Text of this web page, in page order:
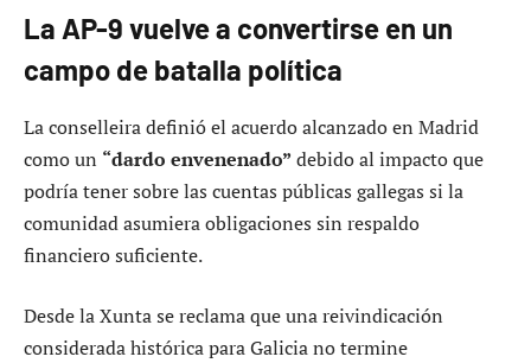
La AP-9 vuelve a convertirse en un
campo de batalla política
La conselleira definió el acuerdo alcanzado en Madrid
como un “dardo envenenado” debido al impacto que
podría tener sobre las cuentas públicas gallegas si la
comunidad asumiera obligaciones sin respaldo
financiero suficiente.
Desde la Xunta se reclama que una reivindicación
considerada histórica para Galicia no termine